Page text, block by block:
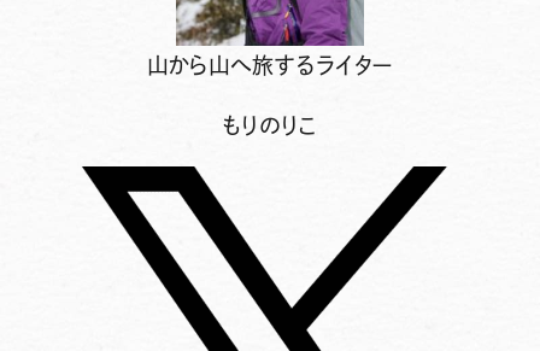
山から山へ旅するライター
もりのりこ